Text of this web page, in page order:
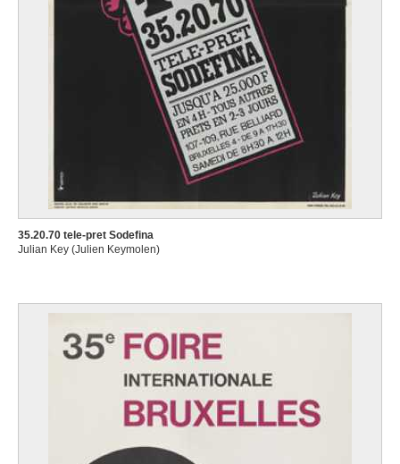
35.20.70 tele-pret Sodefina
Julian Key (Julien Keymolen)